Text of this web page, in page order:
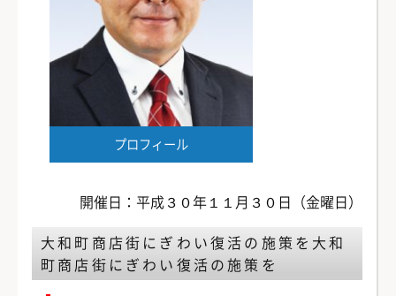
プロフィール
開催日：平成３０年１１月３０日（金曜日）
大和町商店街にぎわい復活の施策を大和
町商店街にぎわい復活の施策を